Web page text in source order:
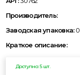
Производитель:
Заводская упаковка:0
Краткое описание:
Доступно: 5 шт.